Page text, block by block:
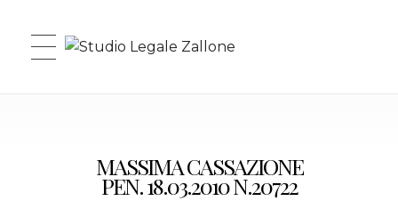
MASSIMA CASSAZIONE
PEN. 18.03.2010 N.20722